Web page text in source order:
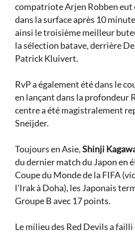
compatriote Arjen Robben eut
dans la surface après 10
ainsi le troisième meilleur
la sélection batave, derrière
Patrick Kluivert.
RvP a également été dans le
en lançant dans la profondeur
centre a été magistralement
Sneijder.
Toujours en Asie,Shinji
du dernier match du Japon en
Coupe du Monde de la FIFA
l'Irak à Doha), les Japonais
Groupe B avec 17 points.
Le milieu des Red Devils a